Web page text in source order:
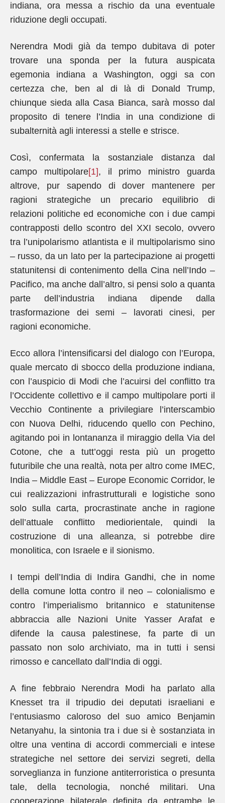
indiana, ora messa a rischio da una eventuale
riduzione degli occupati.
Nerendra Modi già da tempo dubitava di poter
trovare una sponda per la futura auspicata
egemonia indiana a Washington, oggi sa con
certezza che, ben al di là di Donald Trump,
chiunque sieda alla Casa Bianca, sarà mosso dal
proposito di tenere l’India in una condizione di
subalternità agli interessi a stelle e strisce.
Così, confermata la sostanziale distanza dal
campo multipolare[1], il primo ministro guarda
altrove, pur sapendo di dover mantenere per
ragioni strategiche un precario equilibrio di
relazioni politiche ed economiche con i due campi
contrapposti dello scontro del XXI secolo, ovvero
tra l’unipolarismo atlantista e il multipolarismo sino
– russo, da un lato per la partecipazione ai progetti
statunitensi di contenimento della Cina nell’Indo –
Pacifico, ma anche dall’altro, si pensi solo a quanta
parte dell’industria indiana dipende dalla
trasformazione dei semi – lavorati cinesi, per
ragioni economiche.
Ecco allora l’intensificarsi del dialogo con l’Europa,
quale mercato di sbocco della produzione indiana,
con l’auspicio di Modi che l’acuirsi del conflitto tra
l’Occidente collettivo e il campo multipolare porti il
Vecchio Continente a privilegiare l’interscambio
con Nuova Delhi, riducendo quello con Pechino,
agitando poi in lontananza il miraggio della Via del
Cotone, che a tutt’oggi resta più un progetto
futuribile che una realtà, nota per altro come IMEC,
India – Middle East – Europe Economic Corridor, le
cui realizzazioni infrastrutturali e logistiche sono
solo sulla carta, procrastinate anche in ragione
dell’attuale conflitto mediorientale, quindi la
costruzione di una alleanza, si potrebbe dire
monolitica, con Israele e il sionismo.
I tempi dell’India di Indira Gandhi, che in nome
della comune lotta contro il neo – colonialismo e
contro l’imperialismo britannico e statunitense
abbraccia alle Nazioni Unite Yasser Arafat e
difende la causa palestinese, fa parte di un
passato non solo archiviato, ma in tutti i sensi
rimosso e cancellato dall’India di oggi.
A fine febbraio Nerendra Modi ha parlato alla
Knesset tra il tripudio dei deputati israeliani e
l’entusiasmo caloroso del suo amico Benjamin
Netanyahu, la sintonia tra i due si è sostanziata in
oltre una ventina di accordi commerciali e intese
strategiche nel settore dei servizi segreti, della
sorveglianza in funzione antiterroristica o presunta
tale, della tecnologia, nonché militari. Una
cooperazione bilaterale definita da entrambe le